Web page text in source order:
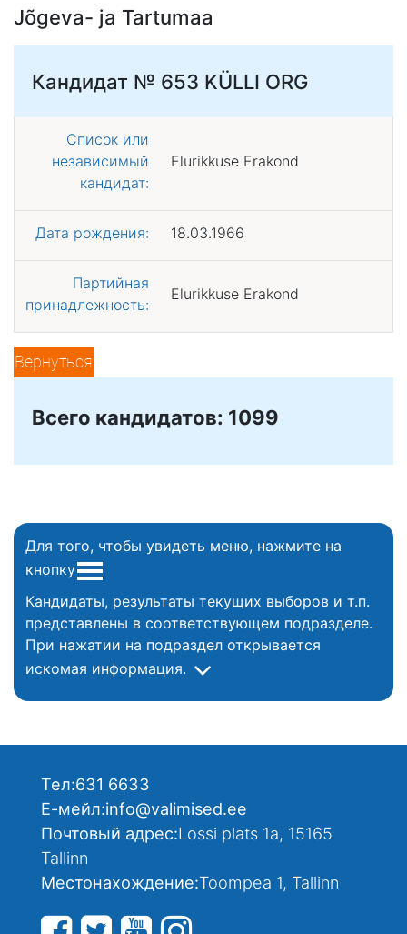
Jõgeva- ja Tartumaa
Кандидат № 653 KÜLLI ORG
Список или
независимый
кандидат:
Elurikkuse Erakond
Дата рождения: 18.03.1966
Партийная
принадлежность:
Elurikkuse Erakond
Вернуться
Всего кандидатов: 1099
Для того, чтобы увидеть меню, нажмите на
кнопку
Кандидаты, результаты текущих выборов и т.п.
представлены в соответствующем подразделе.
При нажатии на подраздел открывается
искомая информация.
Тел:631 6633
Е-мейл:info@valimised.ee
Почтовый адрес:Lossi plats 1a, 15165
Tallinn
Местонахождение:Toompea 1, Tallinn